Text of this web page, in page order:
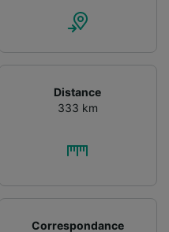
Distance
333 km
Correspondance
de
et du contenu,
(fournisseurs)